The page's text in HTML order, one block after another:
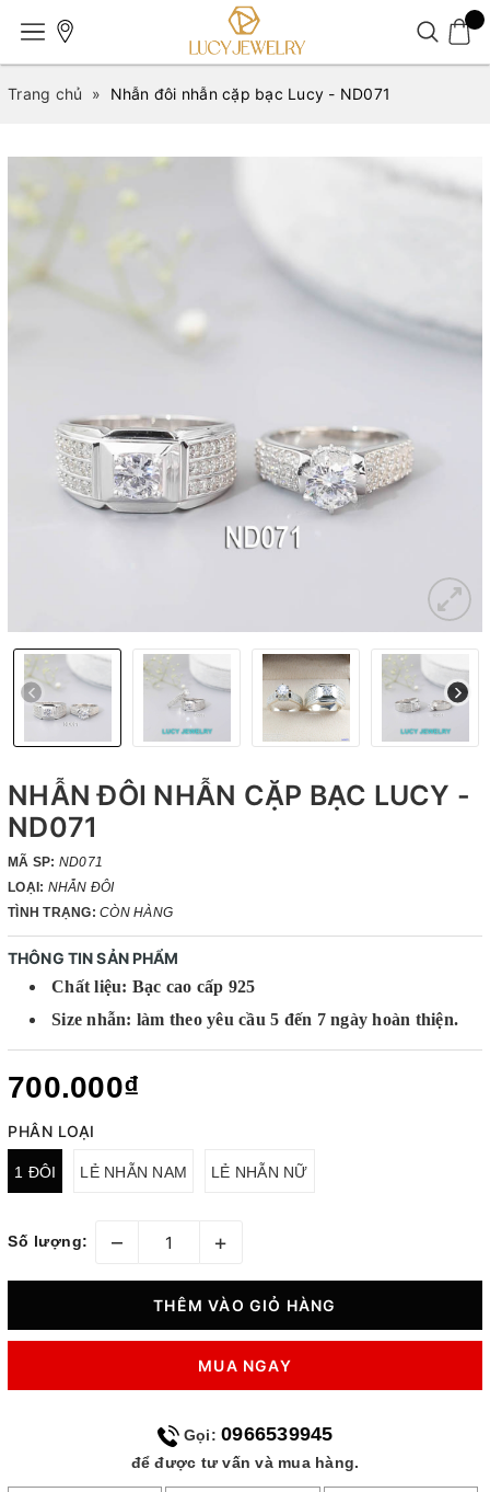
Trang chủ » Nhẫn đôi nhẫn cặp bạc Lucy - ND071
NHẪN ĐÔI NHẪN CẶP BẠC LUCY -
ND071
MÃ SP: ND071
LOẠI: NHẪN ĐÔI
TÌNH TRẠNG: CÒN HÀNG
THÔNG TIN SẢN PHẨM
Chất liệu: Bạc cao cấp 925
Size nhẫn: làm theo yêu cầu 5 đến 7 ngày hoàn thiện.
700.000₫
PHÂN LOẠI
1 ĐÔI LẺ NHẪN NAM LẺ NHẪN NỮ
Số lượng: – +
THÊM VÀO GIỎ HÀNG
MUA NGAY
Gọi: 0966539945
để được tư vấn và mua hàng.